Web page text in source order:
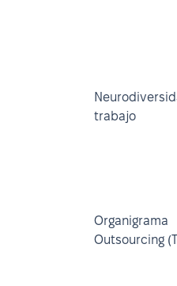
trabajo
Organigrama
Outsourcing